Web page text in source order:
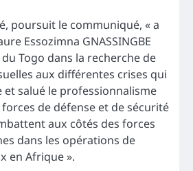
poursuit le communiqué, « a
Essozimna GNASSINGBE
Togo dans la recherche de
aux différentes crises qui
et salué le professionnalisme
de défense et de sécurité
aux côtés des forces
dans les opérations de
en Afrique ».